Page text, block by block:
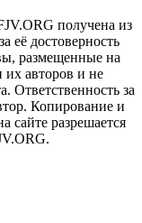
получена из
её достоверность
размещенные на
авторов и не
Ответственность за
Копирование и
сайте разрешается